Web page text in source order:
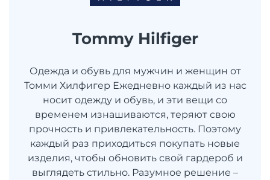
Tommy Hilfiger
Одежда и обувь для мужчин и женщин от
Томми Хилфигер Ежедневно каждый из нас
носит одежду и обувь, и эти вещи со
временем изнашиваются, теряют свою
прочность и привлекательность. Поэтому
каждый раз приходиться покупать новые
изделия, чтобы обновить свой гардероб и
выглядеть стильно. Разумное решение –